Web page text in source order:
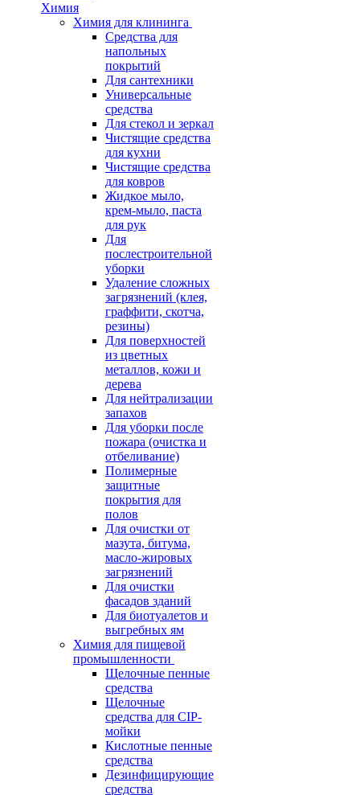
Химия
Химия для клининга
Средства для
напольных
покрытий
Для сантехники
Универсальные
средства
Для стекол и зеркал
Чистящие средства
для кухни
Чистящие средства
для ковров
Жидкое мыло,
крем-мыло, паста
для рук
Для
послестроительной
уборки
Удаление сложных
загрязнений (клея,
граффити, скотча,
резины)
Для поверхностей
из цветных
металлов, кожи и
дерева
Для нейтрализации
запахов
Для уборки после
пожара (очистка и
отбеливание)
Полимерные
защитные
покрытия для
полов
Для очистки от
мазута, битума,
масло-жировых
загрязнений
Для очистки
фасадов зданий
Для биотуалетов и
выгребных ям
Химия для пищевой
промышленности
Щелочные пенные
средства
Щелочные
средства для CIP-
мойки
Кислотные пенные
средства
Дезинфицирующие
средства